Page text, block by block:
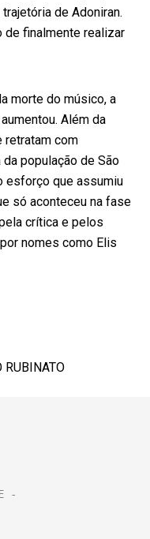
de Adoniran.
finalmente realizar
morte do músico, a
Além da
retratam com
população de São
esforço que assumiu
só aconteceu na fase
crítica e pelos
nomes como Elis
RUBINATO